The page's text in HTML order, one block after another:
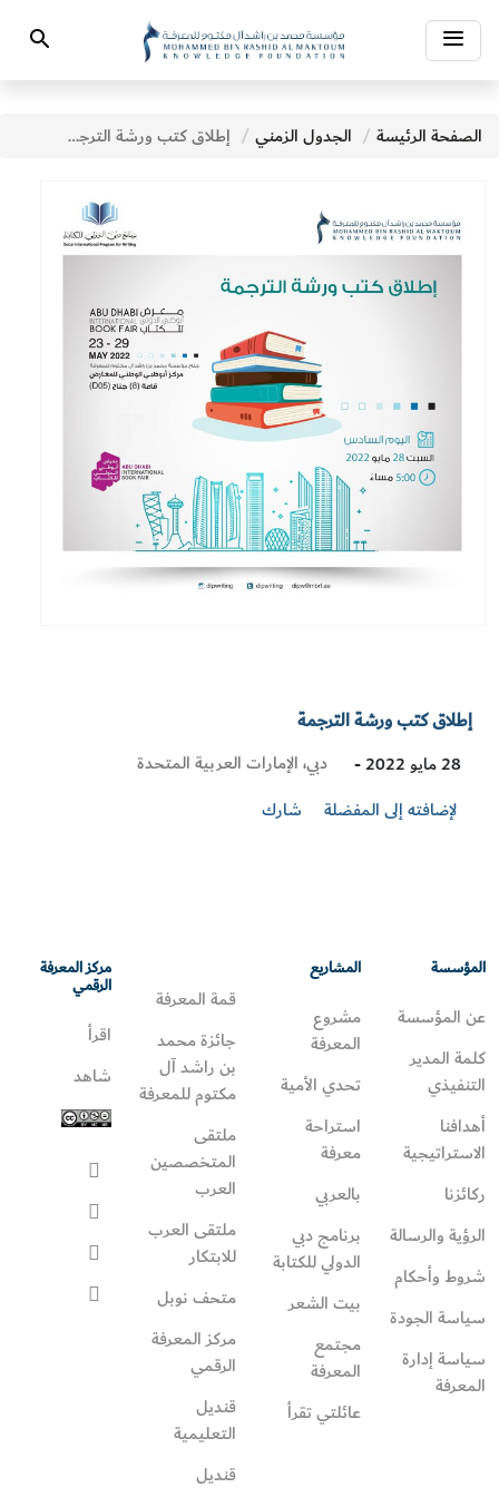
Toggle
navigation
Search
الصفحة الرئيسة الجدول الزمني إطلاق كتب ورشة الترجمة
إطلاق كتب ورشة الترجمة
28 مايو 2022 -
Visit
دبي، الإمارات العربية المتحدة
لإضافته إلى المفضلة
شارك
المؤسسة
عن المؤسسة
كلمة المدير
التنفيذي
أهدافنا
الاستراتيجية
ركائزنا
الرؤية والرسالة
شروط وأحكام
سياسة الجودة
سياسة إدارة
المعرفة
المشاريع
مشروع
المعرفة
تحدي الأمية
استراحة
معرفة
بالعربي
برنامج دبي
الدولي للكتابة
بيت الشعر
مجتمع
المعرفة
عائلتي تقرأ‎
قمة المعرفة
جائزة محمد
بن راشد آل
مكتوم للمعرفة
ملتقى
المتخصصين
العرب
ملتقى العرب
للابتكار
متحف نوبل
مركز المعرفة
الرقمي
قنديل
التعليمية
قنديل
مركز المعرفة
الرقمي
اقرأ
شاهد